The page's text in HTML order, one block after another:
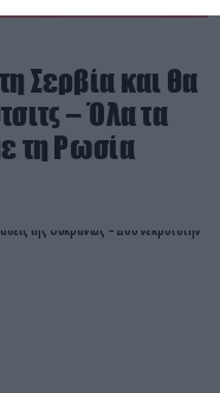
Σερβία και θα
– Όλα τα
τη Ρωσία